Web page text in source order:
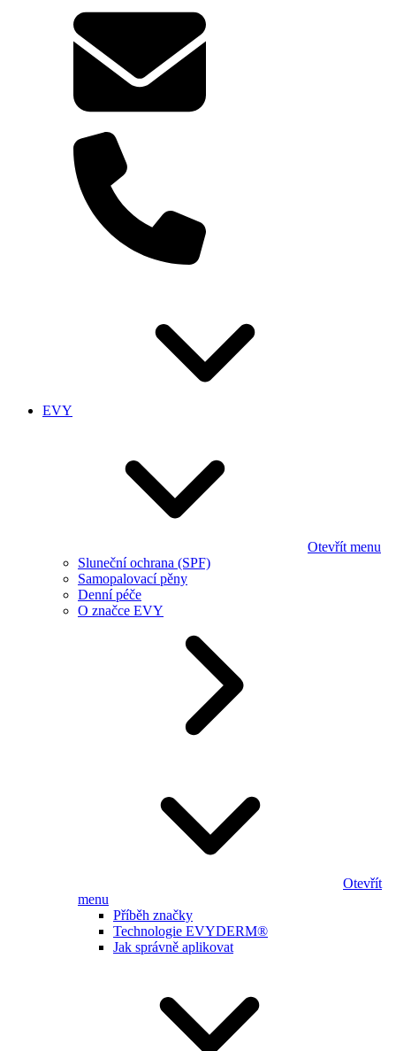
EVY
Otevřít menu
Sluneční ochrana (SPF)
Samopalovací pěny
Denní péče
O značce EVY
Otevřít
menu
Příběh značky
Technologie EVYDERM®
Jak správně aplikovat